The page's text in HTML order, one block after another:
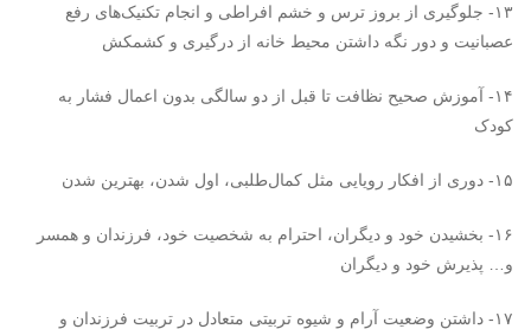
۱۳- جلوگیری از بروز ترس و خشم افراطی و انجام تکنیک‌های رفع
عصبانیت و دور نگه داشتن محیط خانه از درگیری و کشمکش
۱۴- آموزش صحیح نظافت تا قبل از دو سالگی بدون اعمال فشار به
کودک
۱۵- دوری از افکار رویایی مثل کمال‌طلبی، اول شدن، بهترین شدن
۱۶- بخشیدن خود و دیگران، احترام به شخصیت خود، فرزندان و همسر
و… پذیرش خود و دیگران
۱۷- داشتن وضعیت آرام و شیوه تربیتی متعادل در تربیت فرزندان و